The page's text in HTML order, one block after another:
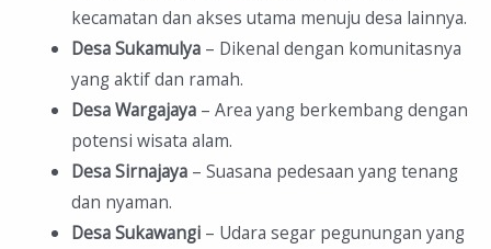
kecamatan dan akses utama menuju desa lainnya.
Desa Sukamulya– Dikenal dengan komunitasnya
yang aktif dan ramah.
Desa Wargajaya– Area yang berkembang dengan
potensi wisata alam.
Desa Sirnajaya– Suasana pedesaan yang tenang
dan nyaman.
Desa Sukawangi– Udara segar pegunungan yang